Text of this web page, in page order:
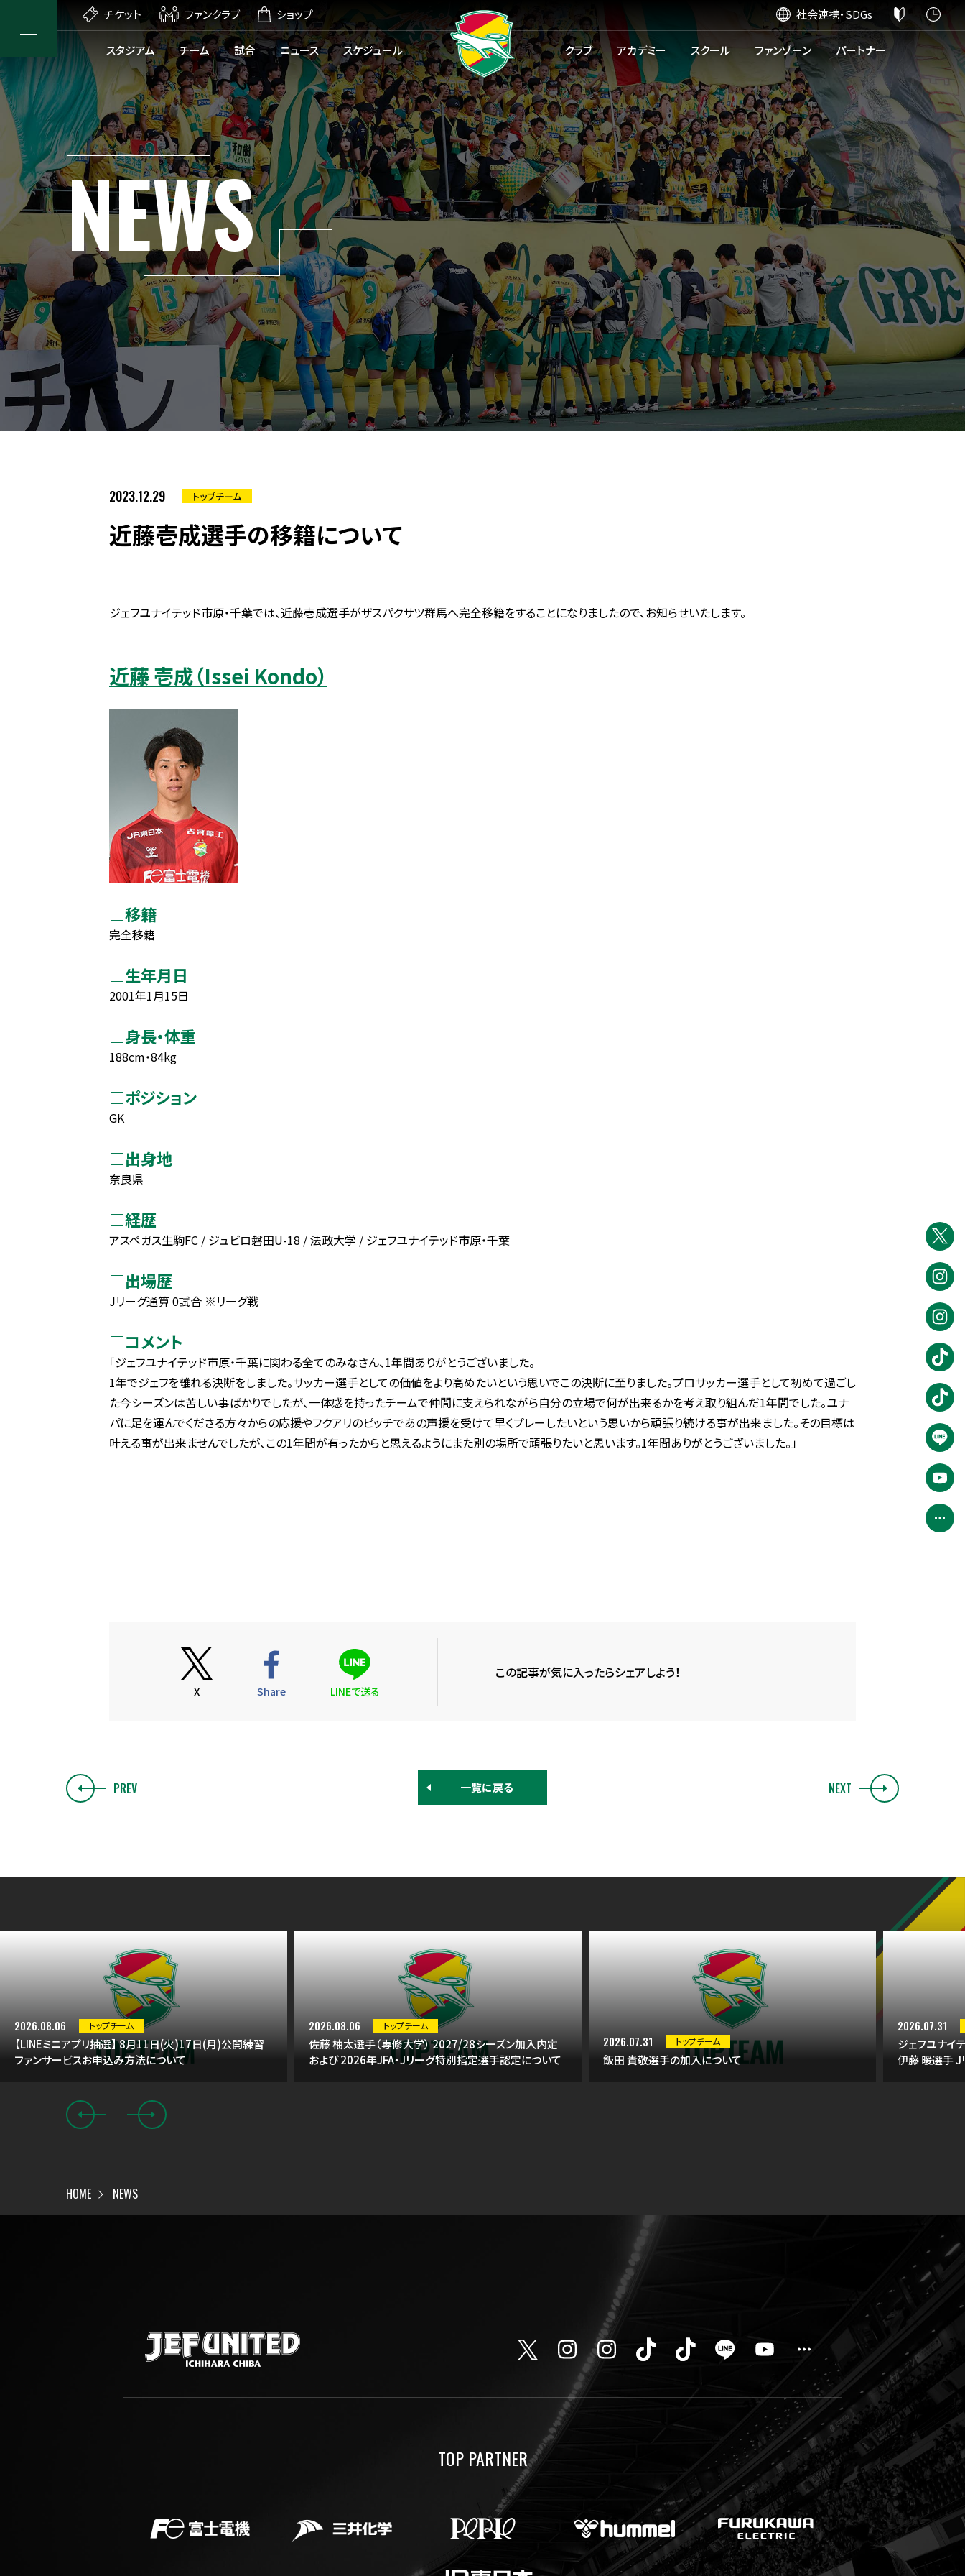
チケット ファンクラブ ショップ 社会連携・SDGs
スタジアム チーム 試合 ニュース スケジュール クラブ アカデミー スクール ファンゾーン パートナー
NEWS
2023.12.29 トップチーム
近藤壱成選手の移籍について
ジェフユナイテッド市原・千葉では、近藤壱成選手がザスパクサツ群馬へ完全移籍をすることになりましたので、お知らせいたします。
近藤 壱成（Issei Kondo）
□移籍
完全移籍
□生年月日
2001年1月15日
□身長・体重
188cm・84kg
□ポジション
GK
□出身地
奈良県
□経歴
アスペガス生駒FC / ジュビロ磐田U-18 / 法政大学 / ジェフユナイテッド市原・千葉
□出場歴
Jリーグ通算 0試合 ※リーグ戦
□コメント
「ジェフユナイテッド市原・千葉に関わる全てのみなさん、1年間ありがとうございました。
1年でジェフを離れる決断をしました。サッカー選手としての価値をより高めたいという思いでこの決断に至りました。プロサッカー選手として初めて過ごし
た今シーズンは苦しい事ばかりでしたが、一体感を持ったチームで仲間に支えられながら自分の立場で何が出来るかを考え取り組んだ1年間でした。ユナ
パに足を運んでくださる方々からの応援やフクアリのピッチであの声援を受けて早くプレーしたいという思いから頑張り続ける事が出来ました。その目標は
叶える事が出来ませんでしたが、この1年間が有ったからと思えるようにまた別の場所で頑張りたいと思います。1年間ありがとうございました。」
X Share LINEで送る
この記事が気に入ったらシェアしよう！
一覧に戻る
PREV NEXT
2026.08.06 トップチーム
【LINEミニアプリ抽選】 8月11日(火)17日(月)公開練習
ファンサービスお申込み方法について
2026.08.06 トップチーム
佐藤 柚太選手（専修大学） 2027/28シーズン加入内定
および 2026年JFA・Jリーグ特別指定選手認定について
2026.07.31 トップチーム
飯田 貴敬選手の加入について
2026.07.31
ジェフユナイ
伊藤 暖選手 J
HOME NEWS
TOP PARTNER